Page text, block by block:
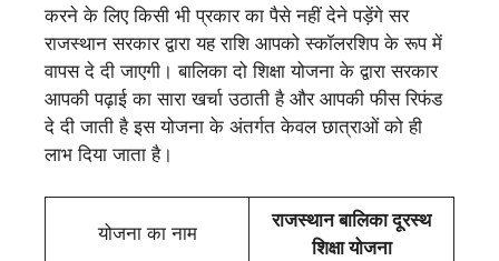
करने के लिए किसी भी प्रकार का पैसे नहीं देने पड़ेंगे सर
राजस्थान सरकार द्वारा यह राशि आपको स्कॉलरशिप के रूप में
वापस दे दी जाएगी। बालिका दो शिक्षा योजना के द्वारा सरकार
आपकी पढ़ाई का सारा खर्चा उठाती है और आपकी फीस रिफंड
दे दी जाती है इस योजना के अंतर्गत केवल छात्राओं को ही
लाभ दिया जाता है।
योजना का नाम
राजस्थान बालिका दूरस्थ
शिक्षा योजना